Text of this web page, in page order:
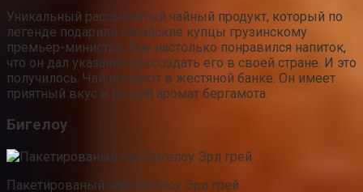
Уникальный рассыпчатый чайный продукт, который по
легенде подарили китайские купцы грузинскому
премьер-министру. Ему настолько понравился напиток,
что он дал указание воссоздать его в своей стране. И это
получилось. Чай продают в жестяной банке. Он имеет
приятный вкус и легкий аромат бергамота.
Бигелоу
Пакетированый чай Бигелоу Эрл грей